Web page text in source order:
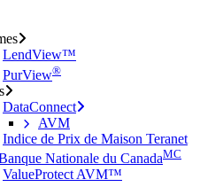
LendView™
PurView®
DataConnect
AVM
Indice de Prix de Maison Teranet
Nationale du CanadaMC
ValueProtect AVM™